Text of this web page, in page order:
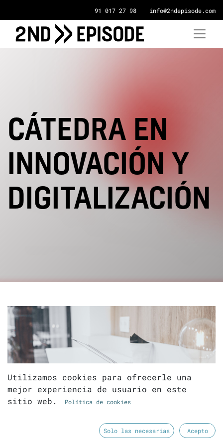
91 017 27 98 info@2ndepisode.com
CÁTEDRA EN
INNOVACIÓN Y
DIGITALIZACIÓN
Utilizamos cookies para ofrecerle una
mejor experiencia de usuario en este
sitio web.
Política de cookies
Solo las necesarias Acepto